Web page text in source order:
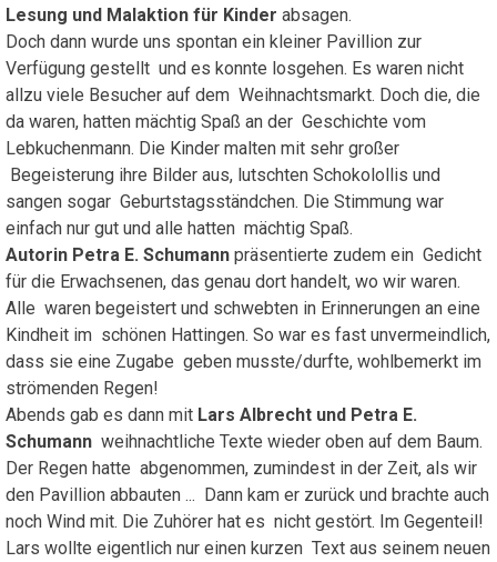
Lesung und Malaktion für Kinder absagen.
Doch dann wurde uns spontan ein kleiner Pavillion zur
Verfügung gestellt und es konnte losgehen. Es waren nicht
allzu viele Besucher auf dem Weihnachtsmarkt. Doch die, die
da waren, hatten mächtig Spaß an der Geschichte vom
Lebkuchenmann. Die Kinder malten mit sehr großer
Begeisterung ihre Bilder aus, lutschten Schokolollis und
sangen sogar Geburtstagsständchen. Die Stimmung war
einfach nur gut und alle hatten mächtig Spaß.
Autorin Petra E. Schumann präsentierte zudem ein Gedicht
für die Erwachsenen, das genau dort handelt, wo wir waren.
Alle waren begeistert und schwebten in Erinnerungen an eine
Kindheit im schönen Hattingen. So war es fast unvermeindlich,
dass sie eine Zugabe geben musste/durfte, wohlbemerkt im
strömenden Regen!
Abends gab es dann mit Lars Albrecht und Petra E.
Schumann weihnachtliche Texte wieder oben auf dem Baum.
Der Regen hatte abgenommen, zumindest in der Zeit, als wir
den Pavillion abbauten ... Dann kam er zurück und brachte auch
noch Wind mit. Die Zuhörer hat es nicht gestört. Im Gegenteil!
Lars wollte eigentlich nur einen kurzen Text aus seinem neuen